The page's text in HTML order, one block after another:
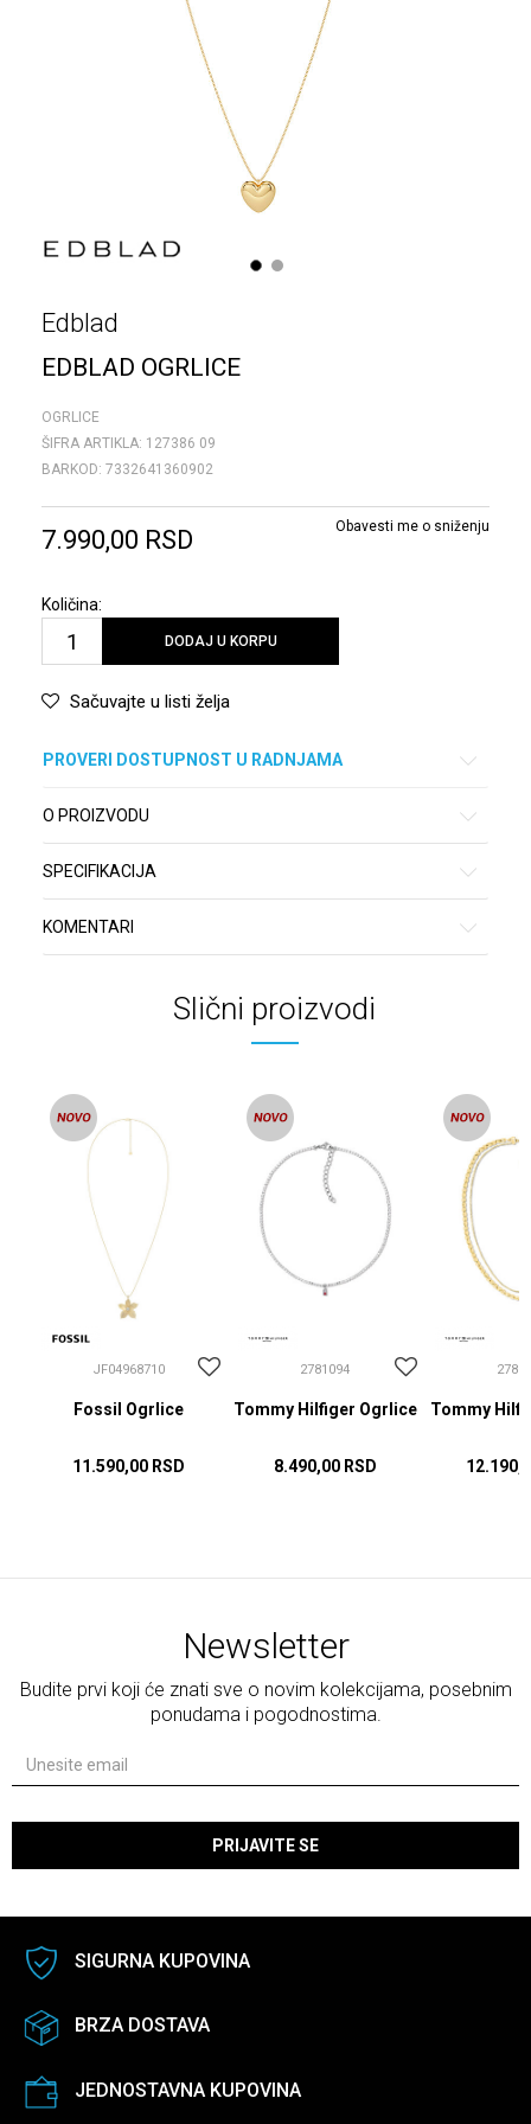
1 2
Edblad
EDBLAD OGRLICE
OGRLICE
ŠIFRA ARTIKLA: 127386 09
BARKOD: 7332641360902
7.990,00 RSD Obavesti me o sniženju
Količina:
DODAJ U KORPU
Sačuvajte u listi želja
PROVERI DOSTUPNOST U RADNJAMA
O PROIZVODU
SPECIFIKACIJA
KOMENTARI
Slični proizvodi
JF04968710
Fossil Ogrlice
11.590,00 RSD
2781094
Tommy Hilfiger Ogrlice
8.490,00 RSD
Tommy
Newsletter
Budite prvi koji će znati sve o novim kolekcijama, posebnim
ponudama i pogodnostima.
PRIJAVITE SE
SIGURNA KUPOVINA
BRZA DOSTAVA
JEDNOSTAVNA KUPOVINA